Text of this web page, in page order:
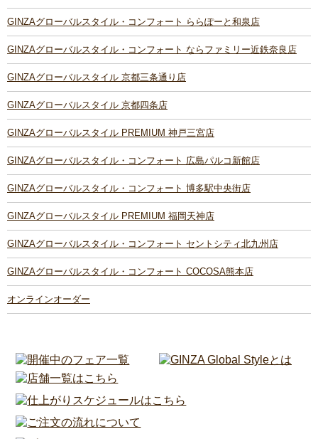
GINZAグローバルスタイル・コンフォート ららぽーと和泉店
GINZAグローバルスタイル・コンフォート ならファミリー近鉄奈良店
GINZAグローバルスタイル 京都三条通り店
GINZAグローバルスタイル 京都四条店
GINZAグローバルスタイル PREMIUM 神戸三宮店
GINZAグローバルスタイル・コンフォート 広島パルコ新館店
GINZAグローバルスタイル・コンフォート 博多駅中央街店
GINZAグローバルスタイル PREMIUM 福岡天神店
GINZAグローバルスタイル・コンフォート セントシティ北九州店
GINZAグローバルスタイル・コンフォート COCOSA熊本店
オンラインオーダー